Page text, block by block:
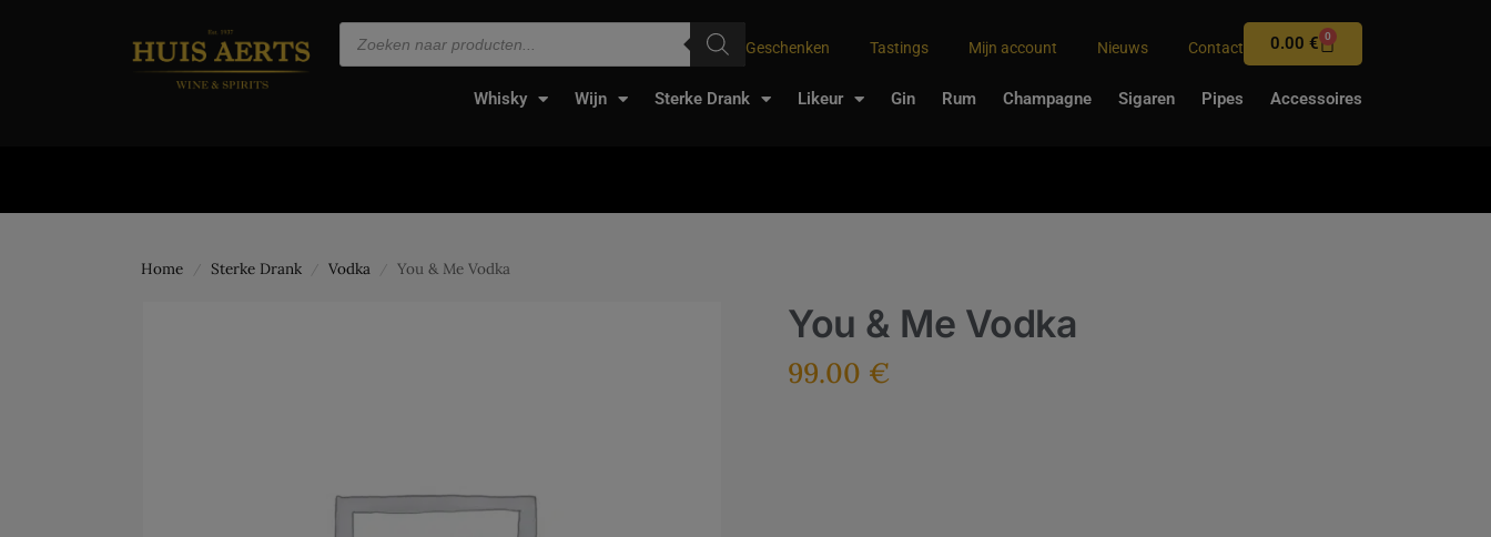
Geschenken Tastings Mijn account Nieuws Contact 0.00€ 0
Whisky Wijn Sterke Drank Likeur Gin Rum Champagne Sigaren Pipes Accessoires
Home / Sterke Drank / Vodka / You & Me Vodka
You & Me Vodka
99.00 €